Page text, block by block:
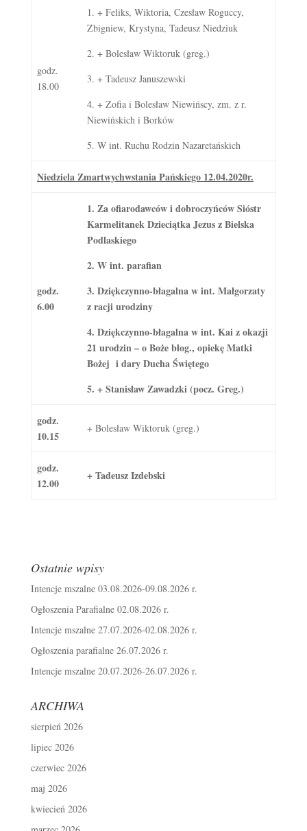
godz.
18.00
1. + Feliks, Wiktoria, Czesław Roguccy,
Zbigniew, Krystyna, Tadeusz Niedziuk
2. + Bolesław Wiktoruk (greg.)
3. + Tadeusz Januszewski
4. + Zofia i Bolesław Niewińscy, zm. z r.
Niewińskich i Borków
5. W int. Ruchu Rodzin Nazaretańskich
Niedziela Zmartwychwstania Pańskiego 12.04.2020r.
godz.
6.00
1. Za ofiarodawców i dobroczyńców Sióstr
Karmelitanek Dzieciątka Jezus z Bielska
Podlaskiego
2. W int. parafian
3. Dziękczynno-błagalna w int. Małgorzaty
z racji urodziny
4. Dziękczynno-błagalna w int. Kai z okazji
21 urodzin – o Boże błog., opiekę Matki
Bożej i dary Ducha Świętego
5. + Stanisław Zawadzki (pocz. Greg.)
godz.
10.15
+ Bolesław Wiktoruk (greg.)
godz.
12.00
+ Tadeusz Izdebski
Ostatnie wpisy
Intencje mszalne 03.08.2026-09.08.2026 r.
Ogłoszenia Parafialne 02.08.2026 r.
Intencje mszalne 27.07.2026-02.08.2026 r.
Ogłoszenia parafialne 26.07.2026 r.
Intencje mszalne 20.07.2026-26.07.2026 r.
ARCHIWA
sierpień 2026
lipiec 2026
czerwiec 2026
maj 2026
kwiecień 2026